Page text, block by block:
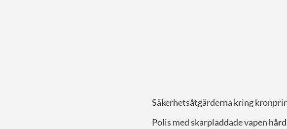
Säkerhetsåtgärderna kring
Polis med skarpladdade vapen